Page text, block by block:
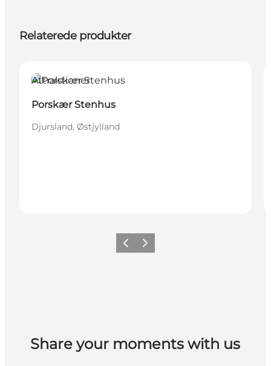
Relaterede produkter
Attraktioner
Porskær Stenhus
Djursland, Østjylland
ForrigeNæste
Share your moments with us